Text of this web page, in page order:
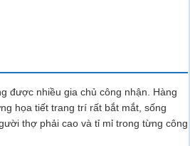
được nhiều gia chủ công nhận. Hàng
họa tiết trang trí rất bắt mắt, sống
thợ phải cao và tỉ mỉ trong từng công